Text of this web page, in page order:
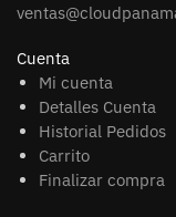
Cuenta
Mi cuenta
Detalles Cuenta
Historial Pedidos
Carrito
Finalizar compra